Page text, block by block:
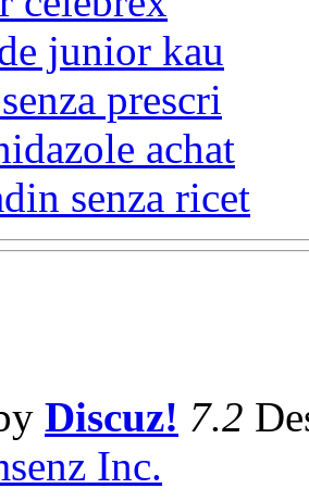
junior kau
prescri
achat
senza ricet
Discuz! 7.2
Inc.